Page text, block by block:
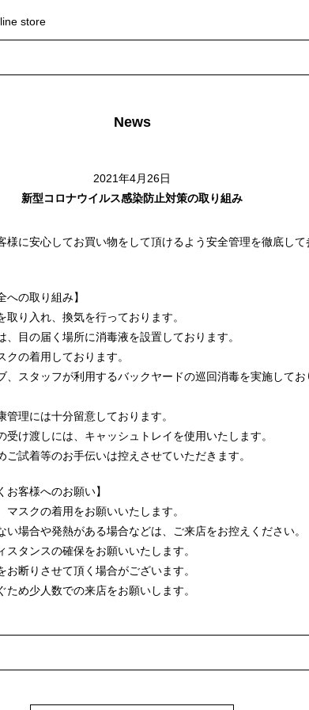
store
News
2021年4月26日
新型コロナウイルス感染防止対策の取り組み
様に安心してお買い物をして頂けるよう安全管理を徹底して
への取り組み】
取り入れ、換気を行っております。
、目の届く場所に消毒液を設置しております。
クの着用しております。
、スタッフが利用するバックヤードの巡回消毒を実施してお
管理には十分留意しております。
受け渡しには、キャッシュトレイを使用いたします。
ご試着等のお手伝いは控えさせていただきます。
お客様へのお願い】
マスクの着用をお願いいたします。
い場合や発熱がある場合などは、ご来店をお控えください。
スタンスの確保をお願いいたします。
お断りさせて頂く場合がございます。
ため少人数での来店をお願いします。